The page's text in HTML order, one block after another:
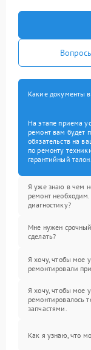
Какие документы
На этапе приема
ремонт вам будет
обязательств на
по ремонту
гарантийный талон.
Я уже знаю в чем
ремонт
диагностику?
Мне нужен
сделать?
Я хочу, чтобы мое
ремонтировали
Я хочу, чтобы мое
ремонтировалось
запчастями.
Как я узнаю, что